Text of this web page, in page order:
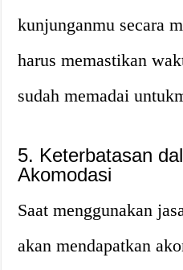
kunjunganmu secara
harus memastikan
sudah memadai
5. Keterbatasan
Akomodasi
Saat menggunakan
akan mendapatkan